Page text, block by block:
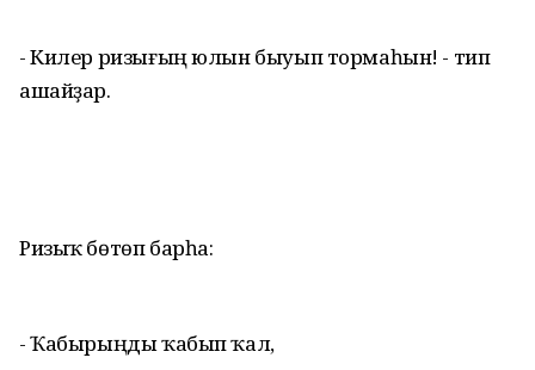
- Килер ризығың юлын быуып тормаһын! - тип
ашайҙар.
Ризыҡ бөтөп барһа:
- Ҡабырыңды ҡабып ҡал,